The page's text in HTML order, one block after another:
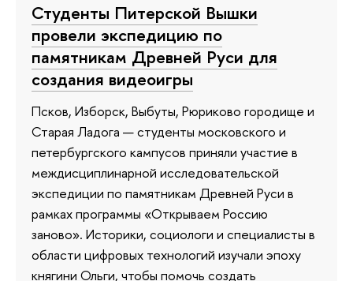
Студенты Питерской Вышки
провели экспедицию по
памятникам Древней Руси для
создания видеоигры
Псков, Изборск, Выбуты, Рюриково городище и
Старая Ладога — студенты московского и
петербургского кампусов приняли участие в
междисциплинарной исследовательской
экспедиции по памятникам Древней Руси в
рамках программы «Открываем Россию
заново». Историки, социологи и специалисты в
области цифровых технологий изучали эпоху
княгини Ольги, чтобы помочь создать